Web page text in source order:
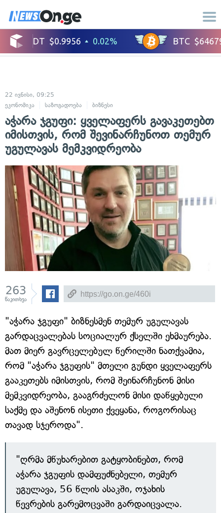
22 ივნისი, 09:25
ეკონომიკა
საზოგადოება ბიზნესი
აჭარა ჯგუფი: ყველაფერს გავაკეთებთ
იმისთვის, რომ შევინარჩუნოთ თემურ
უგულავას მემკვიდრეობა
263
წაკითხვა
"აჭარა ჯგუფი" ბიზნესმენ თემურ უგულავას
გარდაცვალებას სოციალურ ქსელში ეხმაურება.
მათ მიერ გავრცელებულ წერილში ნათქვამია,
რომ "აჭარა ჯგუფის" მთელი გუნდი ყველაფერს
გააკეთებს იმისთვის, რომ შეინარჩუნონ მისი
მემკვიდრეობა, გააგრძელონ მისი დაწყებული
საქმე და აშენონ ისეთი ქვეყანა, როგორისაც
თავად სჯეროდა".
"ღრმა მწუხარებით გატყობინებთ, რომ
აჭარა ჯგუფის დამფუძნებელი, თემურ
უგულავა, 56 წლის ასაკში, ოჯახის
წევრების გარემოცვაში გარდაიცვალა.